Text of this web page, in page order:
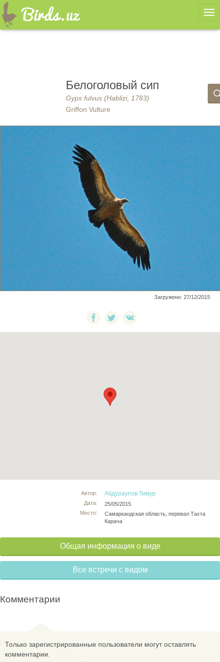
Белоголовый сип
Gyps fulvus (Hablizi, 1783)
Griffon Vulture
Загружено: 27/12/2015
Автор:
Дата:
Место:
Абдураупов Тимур
25/05/2015
Самаркандская область, перевал Тахта
Карача
Общая информация о виде
Все встречи с видом
Комментарии
Только зарегистрированные пользователи могут оставлять
комментарии.